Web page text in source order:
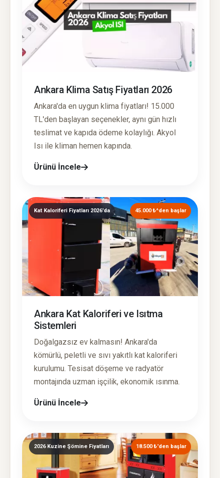
Ankara Klima Satış Fiyatları 2026
Ankara'da en uygun klima fiyatları! 15.000
TL'den başlayan seçenekler, aynı gün hızlı
teslimat ve kapıda ödeme kolaylığı. Akyol
Isı ile kliman hemen kapında.
Ürünü İncele
Kat Kaloriferi Fiyatları 2026'da 45.000 ₺^den başlar
Ankara Kat Kaloriferi ve Isıtma
Sistemleri
Doğalgazsız ev kalmasın! Ankara'da
kömürlü, peletli ve sıvı yakıtlı kat kaloriferi
kurulumu. Tesisat döşeme ve radyatör
montajında uzman işçilik, ekonomik ısınma.
Ürünü İncele
2026 Kuzine Şömine Fiyatları 18.500 ₺'den başlar